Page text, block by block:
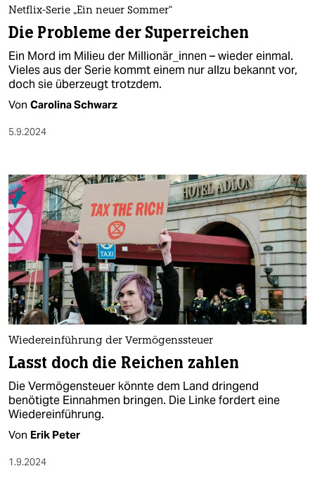
berlin
wahrheit
verlag
verlag
shop
fragen & hilfe
unterstützen
abo
genossenschaft
Netflix-Serie „Ein neuer Sommer“
Die Probleme der Superreichen
Ein Mord im Milieu der Millionär_innen – wieder einmal.
Vieles aus der Serie kommt einem nur allzu bekannt vor,
doch sie überzeugt trotzdem.
Von Carolina Schwarz
5.9.2024
Wiedereinführung der Vermögenssteuer
Lasst doch die Reichen zahlen
Die Vermögensteuer könnte dem Land dringend
benötigte Einnahmen bringen. Die Linke fordert eine
Wiedereinführung.
Von Erik Peter
1.9.2024